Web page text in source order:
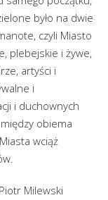
było na dwie
czyli Miasto
plebejskie i żywe,
artyści i
i
i duchownych
obiema
wciąż
Milewski